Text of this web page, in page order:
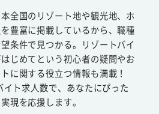
全国のリゾート地や観光地、ホ
豊富に掲載しているから、職種
条件で見つかる。リゾートバイ
じめてという初心者の疑問やお
に関する役立つ情報も満載！
ト求人数で、あなたにぴった
現を応援します。